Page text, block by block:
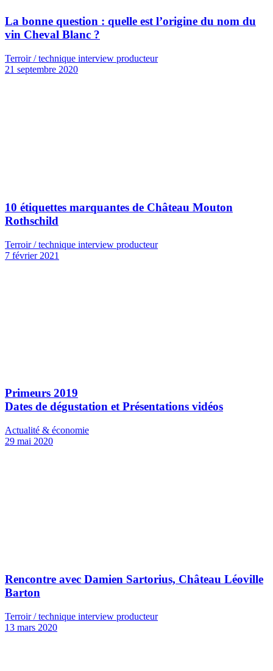
La bonne question : quelle est l’origine du nom du
vin Cheval Blanc ?
Terroir / technique interview producteur
21 septembre 2020
10 étiquettes marquantes de Château Mouton
Rothschild
Terroir / technique interview producteur
7 février 2021
Primeurs 2019
Dates de dégustation et Présentations vidéos
Actualité & économie
29 mai 2020
Rencontre avec Damien Sartorius, Château Léoville
Barton
Terroir / technique interview producteur
13 mars 2020